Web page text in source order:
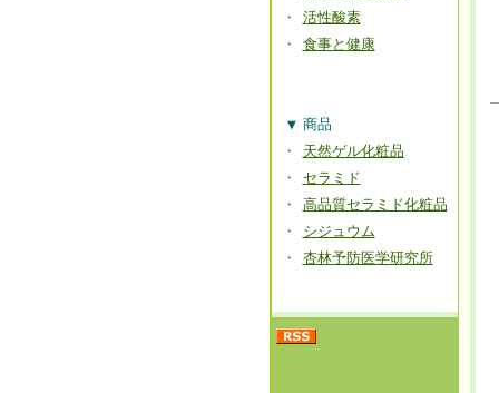
・
活性酸素
・
食事と健康
▼ 商品
・
天然ゲル化粧品
・
セラミド
・
高品質セラミド化粧品
・
シジュウム
・
杏林予防医学研究所